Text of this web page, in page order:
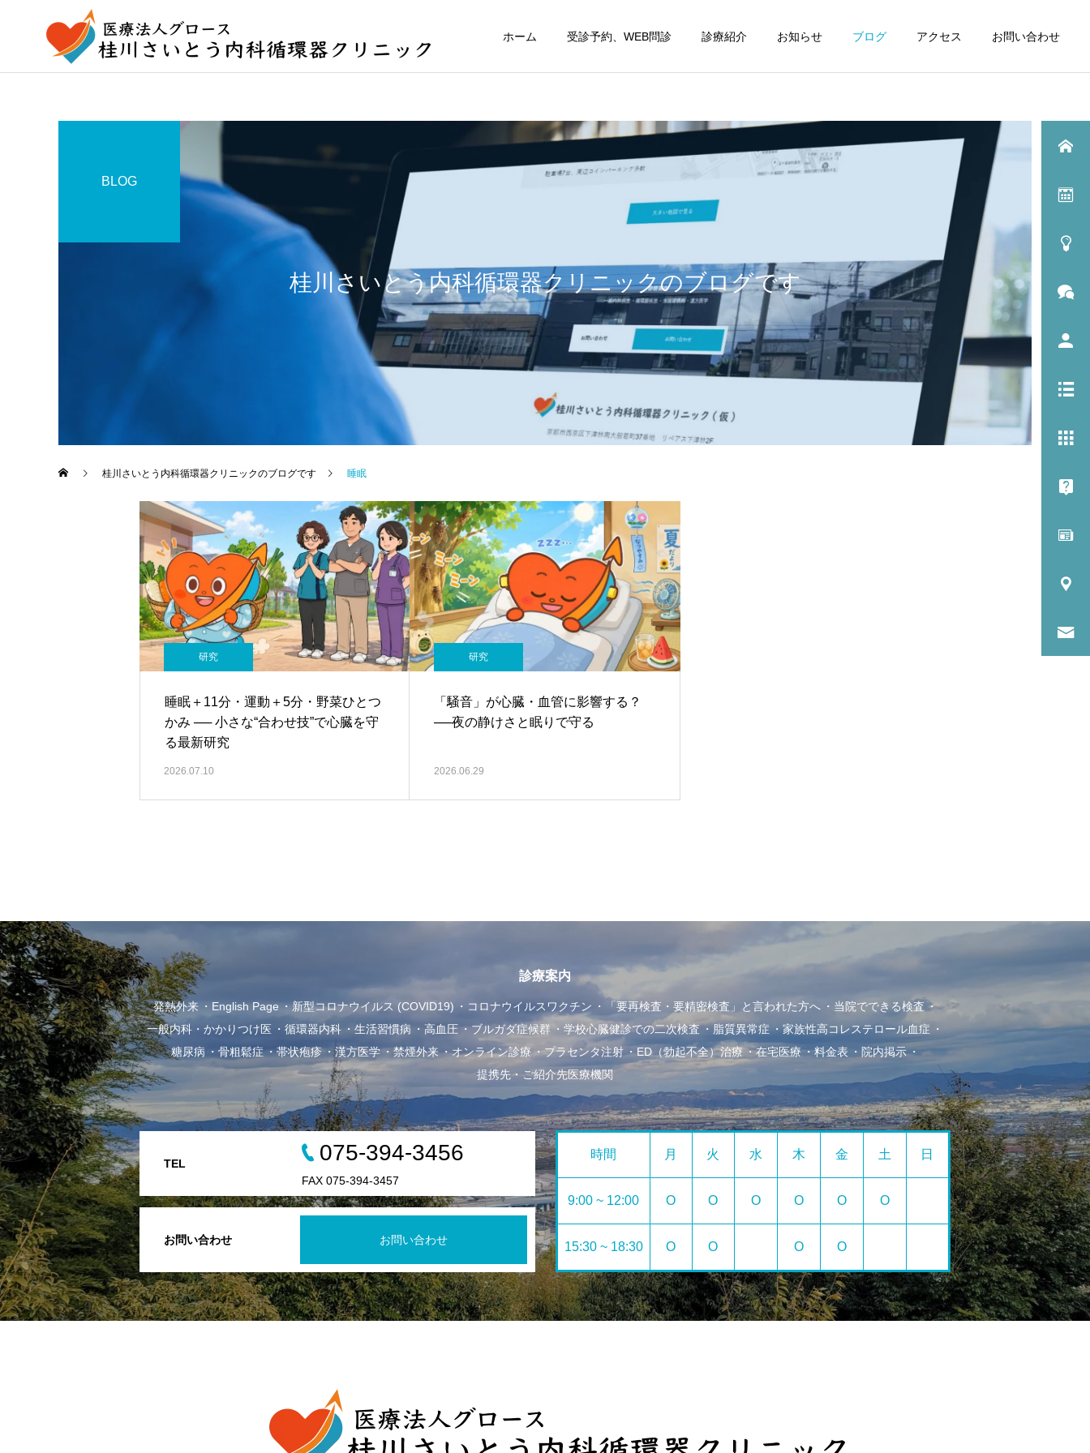
ホーム 受診予約、WEB問診 診療紹介 お知らせ ブログ アクセス お問い合わせ
桂川さいとう内科循環器クリニックのブログです
BLOG
桂川さいとう内科循環器クリニックのブログです 睡眠
研究
睡眠＋11分・運動＋5分・野菜ひとつ
かみ ── 小さな“合わせ技”で心臓を守
る最新研究
2026.07.10
研究
「騒音」が心臓・血管に影響する？
──夜の静けさと眠りで守る
2026.06.29
診療案内
発熱外来 English Page 新型コロナウイルス (COVID19) コロナウイルスワクチン 「要再検査・要精密検査」と言われた方へ
当院でできる検査
一般内科・かかりつけ医
循環器内科 生活習慣病 高血圧 ブルガダ症候群 学校心臓健診での二次検査 脂質異常症
家族性高コレステロール血症
糖尿病
骨粗鬆症 帯状疱疹 漢方医学 禁煙外来 オンライン診療 プラセンタ注射 ED（勃起不全）治療 在宅医療 料金表
院内掲示
提携先・ご紹介先医療機関
お問い合わせ お問い合わせ
TEL 075-394-3456
FAX 075-394-3457
時間 月 火 水 木 金 土 日
9:00 ~ 12:00 O O O O O O
15:30 ~ 18:30 O O O O